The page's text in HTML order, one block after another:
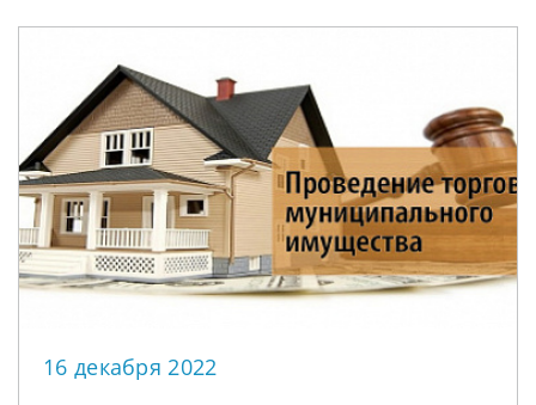
16 декабря 2022